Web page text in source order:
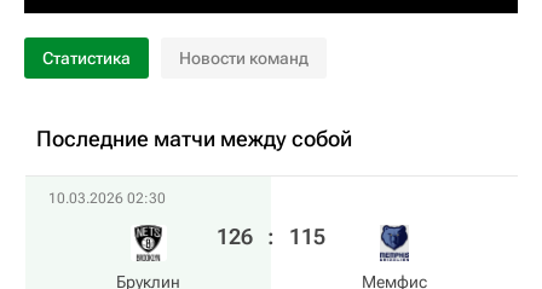
Статистика Новости команд
Последние матчи между собой
10.03.2026 02:30
Бруклин
126 : 115
Мемфис